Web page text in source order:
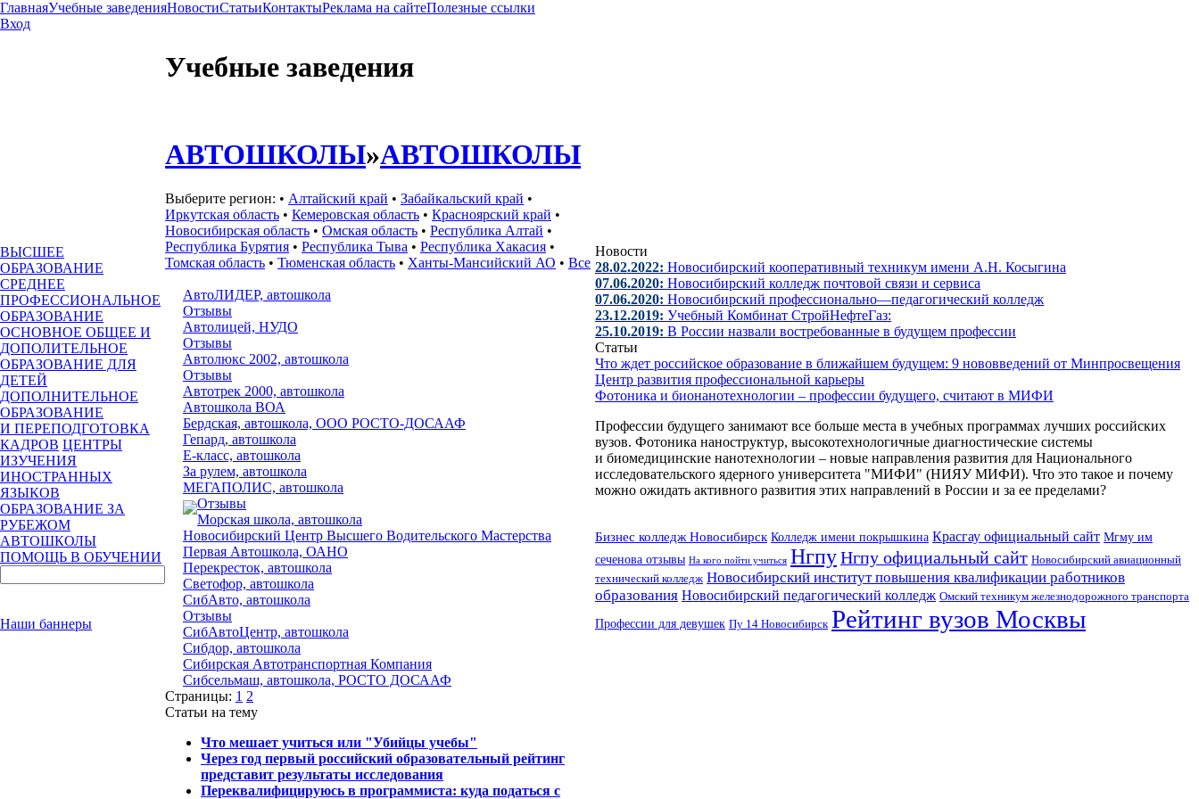
ГлавнаяУчебные заведенияНовостиСтатьиКонтактыРеклама на сайтеПолезные ссылки
Вход
ВЫСШЕЕ
ОБРАЗОВАНИЕ
СРЕДНЕЕ
ПРОФЕССИОНАЛЬНОЕ
ОБРАЗОВАНИЕ
ОСНОВНОЕ ОБЩЕЕ И
ДОПОЛИТЕЛЬНОЕ
ОБРАЗОВАНИЕ ДЛЯ
ДЕТЕЙ
ДОПОЛНИТЕЛЬНОЕ
ОБРАЗОВАНИЕ
И ПЕРЕПОДГОТОВКА
КАДРОВ ЦЕНТРЫ
ИЗУЧЕНИЯ
ИНОСТРАННЫХ
ЯЗЫКОВ
ОБРАЗОВАНИЕ ЗА
РУБЕЖОМ
АВТОШКОЛЫ
ПОМОЩЬ В ОБУЧЕНИИ
Наши баннеры
Учебные заведения
АВТОШКОЛЫ»АВТОШКОЛЫ
Выберите регион: • Алтайский край • Забайкальский край •
Иркутская область • Кемеровская область • Красноярский край •
Новосибирская область • Омская область • Республика Алтай •
Республика Бурятия • Республика Тыва • Республика Хакасия •
Томская область • Тюменская область • Ханты-Мансийский АО • Все
АвтоЛИДЕР, автошкола
Отзывы
Автолицей, НУДО
Отзывы
Автолюкс 2002, автошкола
Отзывы
Автотрек 2000, автошкола
Автошкола ВОА
Бердская, автошкола, ООО РОСТО-ДОСААФ
Гепард, автошкола
Е-класс, автошкола
За рулем, автошкола
МЕГАПОЛИС, автошкола
Отзывы
Морская школа, автошкола
Новосибирский Центр Высшего Водительского Мастерства
Первая Автошкола, ОАНО
Перекресток, автошкола
Светофор, автошкола
СибАвто, автошкола
Отзывы
СибАвтоЦентр, автошкола
Сибдор, автошкола
Сибирская Автотранспортная Компания
Сибсельмаш, автошкола, РОСТО ДОСААФ
Страницы: 1 2
Статьи на тему
Что мешает учиться или "Убийцы учебы"
Через год первый российский образовательный рейтинг
представит результаты исследования
Переквалифицируюсь в программиста: куда податься с
Новости
28.02.2022: Новосибирский кооперативный техникум имени А.Н. Косыгина
07.06.2020: Новосибирский колледж почтовой связи и сервиса
07.06.2020: Новосибирский профессионально—педагогический колледж
23.12.2019: Учебный Комбинат СтройНефтеГаз:
25.10.2019: В России назвали востребованные в будущем профессии
Статьи
Что ждет российское образование в ближайшем будущем: 9 нововведений от Минпросвещения
Центр развития профессиональной карьеры
Фотоника и бионанотехнологии – профессии будущего, считают в МИФИ
Профессии будущего занимают все больше места в учебных программах лучших российских
вузов. Фотоника наноструктур, высокотехнологичные диагностические системы
и биомедицинские нанотехнологии – новые направления развития для Национального
исследовательского ядерного университета "МИФИ" (НИЯУ МИФИ). Что это такое и почему
можно ожидать активного развития этих направлений в России и за ее пределами?
Бизнес колледж Новосибирск Колледж имени покрышкина Красгау официальный сайт Мгму им
сеченова отзывы На кого пойти учиться НгпуНгпу официальный сайт Новосибирский авиационный
технический колледж Новосибирский институт повышения квалификации работников
образования Новосибирский педагогический колледж Омский техникум железнодорожного транспорта
Профессии для девушек Пу 14 Новосибирск Рейтинг вузов Москвы